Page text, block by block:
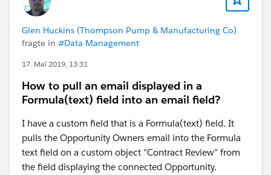
Glen Huckins (Thompson Pump & Manufacturing Co)
fragte in #Data Management
17. Mai 2019, 13:31
How to pull an email displayed in a
Formula(text) field into an email field?
I have a custom field that is a Formula(text) field. It
pulls the Opportunity Owners email into the Formula
text field on a custom object "Contract Review" from
the field displaying the connected Opportunity.